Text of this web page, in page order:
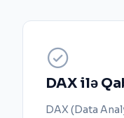
DAX ilə
DAX (Data